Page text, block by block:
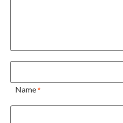
Name*